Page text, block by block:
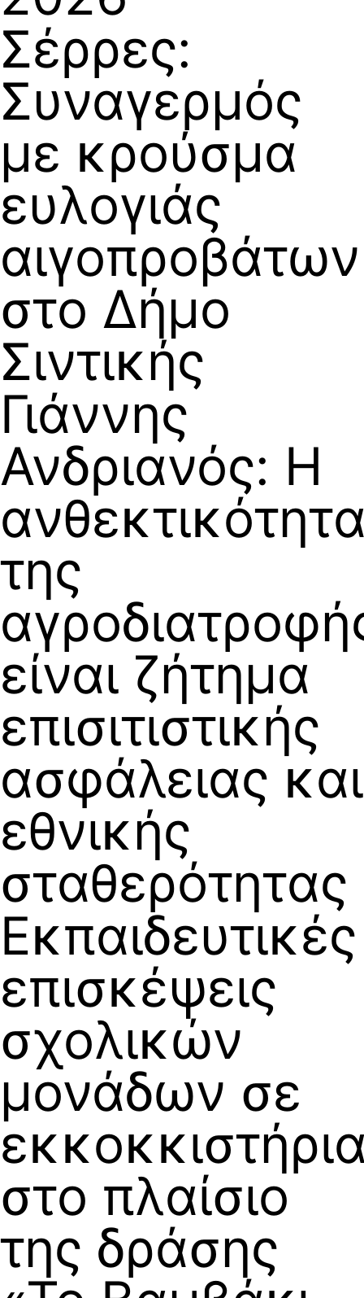
Σέρρες:
Συναγερμός
με κρούσμα
ευλογιάς
αιγοπροβάτων
στο Δήμο
Σιντικής
Γιάννης
Ανδριανός: Η
της
είναι ζήτημα
επισιτιστικής
ασφάλειας και
εθνικής
σταθερότητας
Εκπαιδευτικές
επισκέψεις
σχολικών
μονάδων σε
στο πλαίσιο
της δράσης